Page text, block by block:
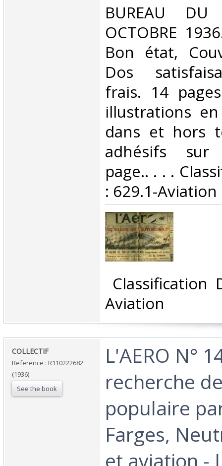
‎BUREAU
OCTOBRE
Bon état,
Dos
frais. 14
illustrations
dans et hors
adhésifs
page.. . . .
: 629.1-Aviation‎
Classification
Aviation‎
‎COLLECTIF‎
Reference : R110222682
(1936)
See the book
‎L'AERO N°
recherche
populaire
Farges,
et aviation -